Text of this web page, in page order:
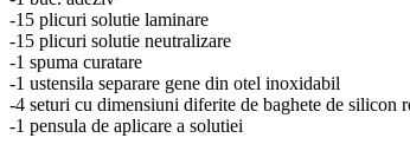
-15 plicuri solutie laminare
-15 plicuri solutie neutralizare
-1 spuma curatare
-1 ustensila separare gene din otel inoxidabil
-4 seturi cu dimensiuni diferite de baghete de silicon
-1 pensula de aplicare a solutiei